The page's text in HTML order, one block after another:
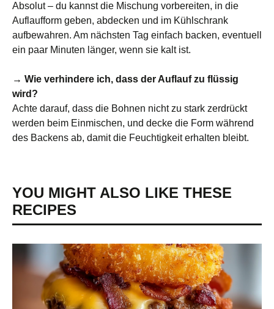
Absolut – du kannst die Mischung vorbereiten, in die
Auflaufform geben, abdecken und im Kühlschrank
aufbewahren. Am nächsten Tag einfach backen, eventuell
ein paar Minuten länger, wenn sie kalt ist.
→ Wie verhindere ich, dass der Auflauf zu flüssig
wird?
Achte darauf, dass die Bohnen nicht zu stark zerdrückt
werden beim Einmischen, und decke die Form während
des Backens ab, damit die Feuchtigkeit erhalten bleibt.
YOU MIGHT ALSO LIKE THESE
RECIPES